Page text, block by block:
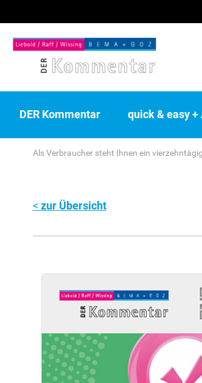
DER Kommentar quick & easy +
Als Verbraucher steht Ihnen ein
zur Übersicht